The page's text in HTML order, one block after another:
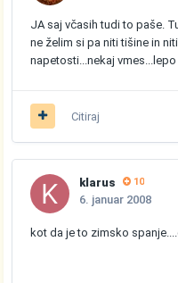
JA saj včasih tudi to paše.
ne želim si pa niti tišine in
napetosti...nekaj
Citiraj
klarus 10
6. januar 2008
kot da je to zimsko